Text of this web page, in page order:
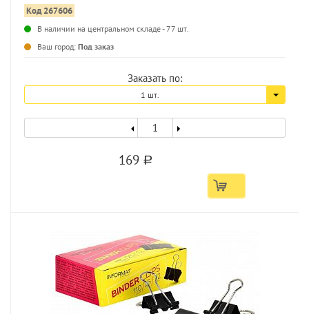
Код 267606
В наличии на центральном складе - 77 шт.
Ваш город: Под заказ
Заказать по:
1 шт.
169 a